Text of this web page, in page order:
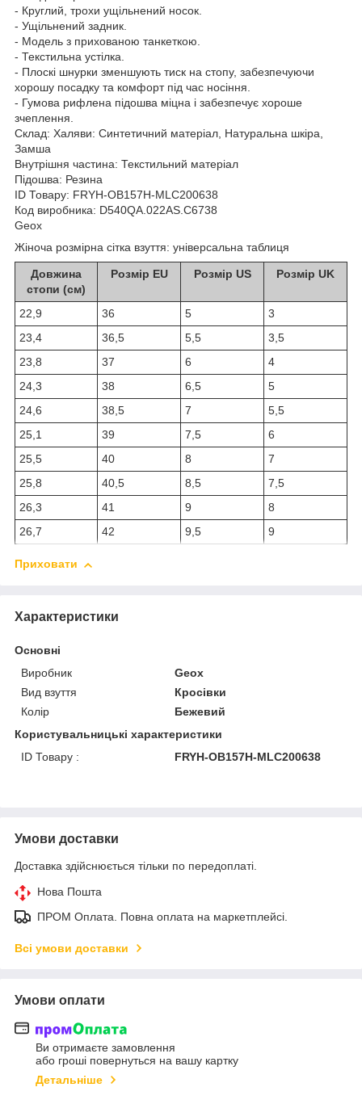
- Круглий, трохи ущільнений носок.
- Ущільнений задник.
- Модель з прихованою танкеткою.
- Текстильна устілка.
- Плоскі шнурки зменшують тиск на стопу, забезпечуючи
хорошу посадку та комфорт під час носіння.
- Гумова рифлена підошва міцна і забезпечує хороше
зчеплення.
Склад: Халяви: Синтетичний матеріал, Натуральна шкіра,
Замша
Внутрішня частина: Текстильний матеріал
Підошва: Резина
ID Товару: FRYH-OB157H-MLC200638
Код виробника: D540QA.022AS.C6738
Geox
Жіноча розмірна сітка взуття: універсальна таблиця
Довжина
стопи (см)
Розмір EU Розмір US Розмір UK
22,9 36 5
3
23,4
36,5 5,5
3,5
23,8
37 6
4
24,3
38 6,5
5
24,6
38,5 7
5,5
25,1
39 7,5
6
25,5
40 8
7
25,8
40,5 8,5
7,5
26,3
41 9
8
26,7
42 9,5 9
Приховати
Характеристики
Основні
Виробник
Geox
Вид взуття
Кросівки
Колір
Бежевий
Користувальницькі характеристики
ID Товару :
FRYH-OB157H-MLC200638
Умови доставки
Доставка здійснюється тільки по передоплаті.
Нова Пошта
ПРОМ Оплата. Повна оплата на маркетплейсі.
Всі умови доставки
Умови оплати
Ви отримаєте замовлення
або гроші повернуться на вашу картку
Детальніше